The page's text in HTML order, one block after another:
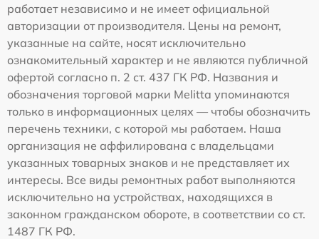
работает независимо и не имеет официальной
авторизации от производителя. Цены на ремонт,
указанные на сайте, носят исключительно
ознакомительный характер и не являются публичной
офертой согласно п. 2 ст. 437 ГК РФ. Названия и
обозначения торговой марки Melitta упоминаются
только в информационных целях — чтобы обозначить
перечень техники, с которой мы работаем. Наша
организация не аффилирована с владельцами
указанных товарных знаков и не представляет их
интересы. Все виды ремонтных работ выполняются
исключительно на устройствах, находящихся в
законном гражданском обороте, в соответствии со ст.
1487 ГК РФ.